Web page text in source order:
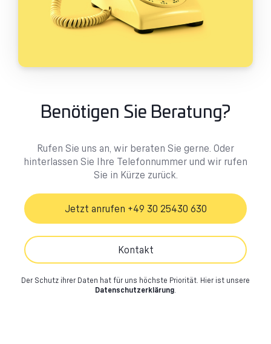
Benötigen Sie Beratung?
Rufen Sie uns an, wir beraten Sie gerne. Oder
hinterlassen Sie Ihre Telefonnummer und wir rufen
Sie in Kürze zurück.
Jetzt anrufen +49 30 25430 630
Kontakt
Der Schutz ihrer Daten hat für uns höchste Priorität. Hier ist unsere
Datenschutzerklärung